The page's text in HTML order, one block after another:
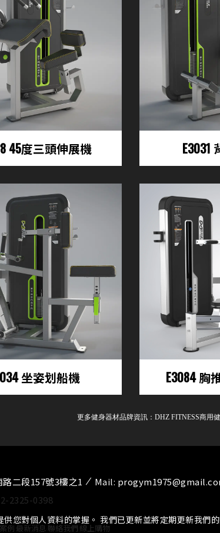
45度三頭伸展機 E3031
坐姿划船機 E3084 胸
更多健身器材品牌資訊： DHZ FITNESS商用
二段157號3樓之1 Mail:
2325-0398
例 最新消息 聯絡我們 線上購物
您對個人資料的掌握。 我們已更新並將定期更新我們